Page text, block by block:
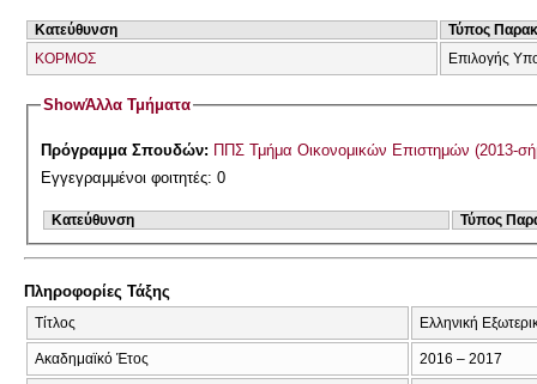
Κατεύθυνση
Τύπος
ΚΟΡΜΟΣ
Επιλογής
ShowΆλλα Τμήματα
Πρόγραμμα Σπουδών: ΠΠΣ Τμήμα Οικονομικών Επιστημών (2013-
Εγγεγραμμένοι φοιτητές: 0
Κατεύθυνση Τύπος
Πληροφορίες Τάξης
Τίτλος Ελληνική
Ακαδημαϊκό Έτος 2016 – 2017